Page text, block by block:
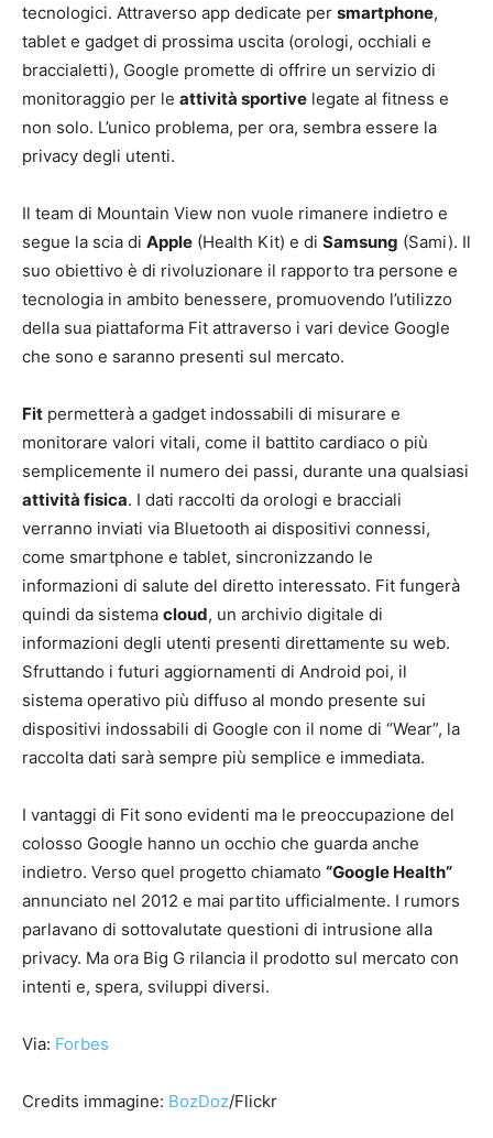
tecnologici. Attraverso app dedicate per smartphone,
tablet e gadget di prossima uscita (orologi, occhiali e
braccialetti), Google promette di offrire un servizio di
monitoraggio per le attività sportive legate al fitness e
non solo. L’unico problema, per ora, sembra essere la
privacy degli utenti.
Il team di Mountain View non vuole rimanere indietro e
segue la scia di Apple (Health Kit) e di Samsung (Sami). Il
suo obiettivo è di rivoluzionare il rapporto tra persone e
tecnologia in ambito benessere, promuovendo l’utilizzo
della sua piattaforma Fit attraverso i vari device Google
che sono e saranno presenti sul mercato.
Fit permetterà a gadget indossabili di misurare e
monitorare valori vitali, come il battito cardiaco o più
semplicemente il numero dei passi, durante una qualsiasi
attività fisica. I dati raccolti da orologi e bracciali
verranno inviati via Bluetooth ai dispositivi connessi,
come smartphone e tablet, sincronizzando le
informazioni di salute del diretto interessato. Fit fungerà
quindi da sistema cloud, un archivio digitale di
informazioni degli utenti presenti direttamente su web.
Sfruttando i futuri aggiornamenti di Android poi, il
sistema operativo più diffuso al mondo presente sui
dispositivi indossabili di Google con il nome di “Wear”, la
raccolta dati sarà sempre più semplice e immediata.
I vantaggi di Fit sono evidenti ma le preoccupazione del
colosso Google hanno un occhio che guarda anche
indietro. Verso quel progetto chiamato “Google Health”
annunciato nel 2012 e mai partito ufficialmente. I rumors
parlavano di sottovalutate questioni di intrusione alla
privacy. Ma ora Big G rilancia il prodotto sul mercato con
intenti e, spera, sviluppi diversi.
Via: Forbes
Credits immagine: BozDoz/Flickr